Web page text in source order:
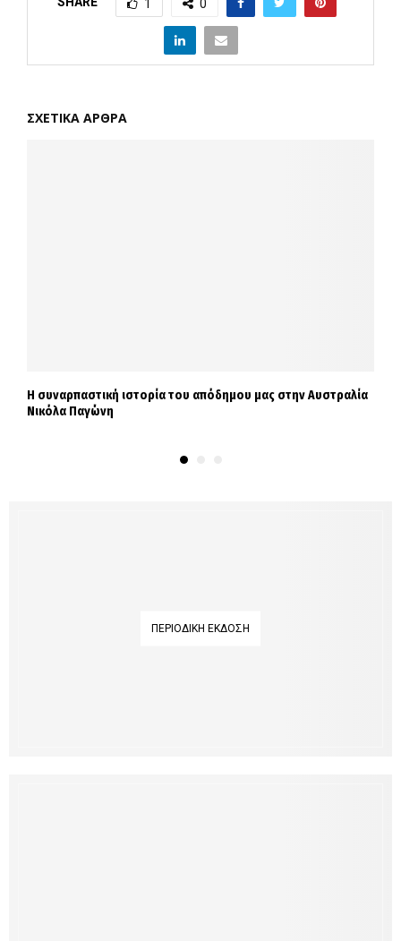
1 0
ΣΧΕΤΙΚΑ ΑΡΘΡΑ
Η συναρπαστική ιστορία του απόδημου μας στην Αυστραλία
Νικόλα Παγώνη
ΠΕΡΙΟΔΙΚΉ ΈΚΔΟΣΗ